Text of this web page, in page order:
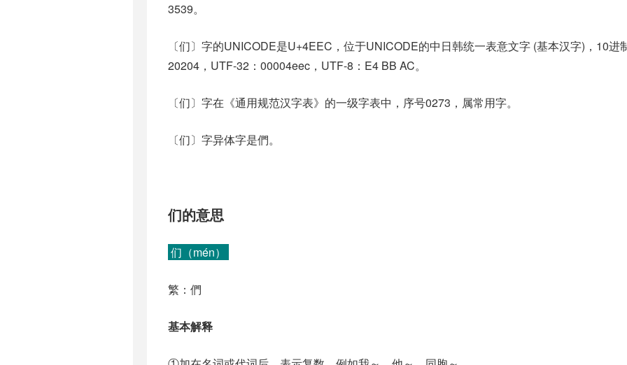
3539。
〔们〕字的UNICODE是U+4EEC，位于UNICODE的中日韩统一表意文字 (基本汉字)，10进
20204，UTF-32：00004eec，UTF-8：E4 BB AC。
〔们〕字在《通用规范汉字表》的一级字表中，序号0273，属常用字。
〔们〕字异体字是們。
们的意思
们（mén）
繁：們
基本解释